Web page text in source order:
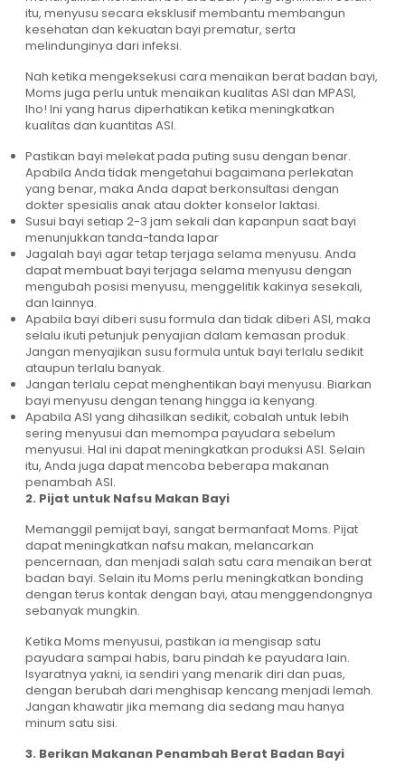
itu, menyusu secara eksklusif membantu membangun
kesehatan dan kekuatan bayi prematur, serta
melindunginya dari infeksi.
Nah ketika mengeksekusi cara menaikan berat badan bayi,
Moms juga perlu untuk menaikan kualitas ASI dan MPASI,
lho! Ini yang harus diperhatikan ketika meningkatkan
kualitas dan kuantitas ASI.
Pastikan bayi melekat pada puting susu dengan benar.
Apabila Anda tidak mengetahui bagaimana perlekatan
yang benar, maka Anda dapat berkonsultasi dengan
dokter spesialis anak atau dokter konselor laktasi.
Susui bayi setiap 2-3 jam sekali dan kapanpun saat bayi
menunjukkan tanda-tanda lapar
Jagalah bayi agar tetap terjaga selama menyusu. Anda
dapat membuat bayi terjaga selama menyusu dengan
mengubah posisi menyusu, menggelitik kakinya sesekali,
dan lainnya.
Apabila bayi diberi susu formula dan tidak diberi ASI, maka
selalu ikuti petunjuk penyajian dalam kemasan produk.
Jangan menyajikan susu formula untuk bayi terlalu sedikit
ataupun terlalu banyak.
Jangan terlalu cepat menghentikan bayi menyusu. Biarkan
bayi menyusu dengan tenang hingga ia kenyang.
Apabila ASI yang dihasilkan sedikit, cobalah untuk lebih
sering menyusui dan memompa payudara sebelum
menyusui. Hal ini dapat meningkatkan produksi ASI. Selain
itu, Anda juga dapat mencoba beberapa makanan
penambah ASI.
2. Pijat untuk Nafsu Makan Bayi
Memanggil pemijat bayi, sangat bermanfaat Moms. Pijat
dapat meningkatkan nafsu makan, melancarkan
pencernaan, dan menjadi salah satu cara menaikan berat
badan bayi. Selain itu Moms perlu meningkatkan bonding
dengan terus kontak dengan bayi, atau menggendongnya
sebanyak mungkin.
Ketika Moms menyusui, pastikan ia mengisap satu
payudara sampai habis, baru pindah ke payudara lain.
Isyaratnya yakni, ia sendiri yang menarik diri dan puas,
dengan berubah dari menghisap kencang menjadi lemah.
Jangan khawatir jika memang dia sedang mau hanya
minum satu sisi.
3. Berikan Makanan Penambah Berat Badan Bayi